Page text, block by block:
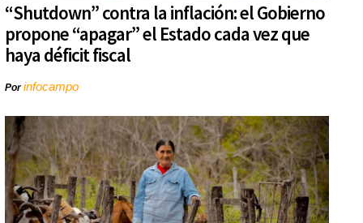
“Shutdown” contra la inflación: el Gobierno
propone “apagar” el Estado cada vez que
haya déficit fiscal
Porinfocampo